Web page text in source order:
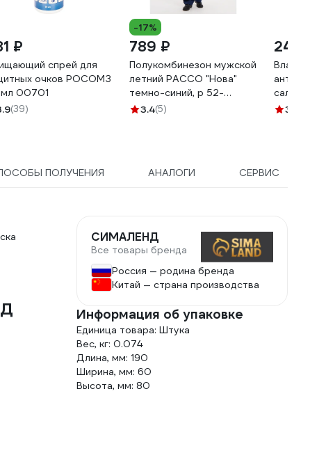
₽
спрей для
очков РОСОМЗ
00701
(39)
-17%
789 ₽
Полукомбинезон мужской
летний РАССО "Нова"
темно-синий, р 52-
54/182-188 76461 (52/182)
3.4(5)
242
3.3
ПОЛУЧЕНИЯ АНАЛОГИ СЕРВИС
СИМАЛЕНД
Все товары бренда
Россия — родина бренда
Китай — страна производства
Информация об упаковке
Единица товара: Штука
Вес, кг: 0.074
Длина, мм: 190
Ширина, мм: 60
Высота, мм: 80